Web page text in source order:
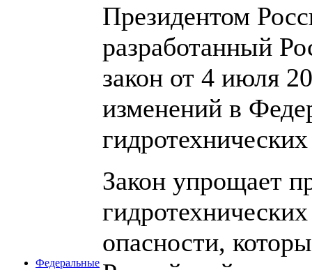
Федеральные
Президентом
разработанный
закон от 4 июля
изменений в
Закон упрощает
опасности,